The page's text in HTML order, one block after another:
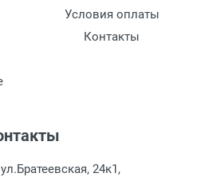
Условия оплаты
Контакты
24к1,